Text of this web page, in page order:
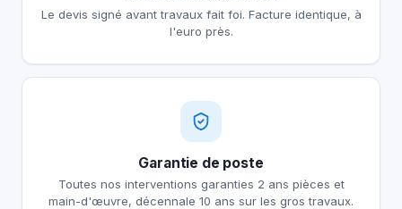
Le devis signé avant travaux fait foi. Facture identique, à
l'euro près.
Garantie de poste
Toutes nos interventions garanties 2 ans pièces et
main-d'œuvre, décennale 10 ans sur les gros travaux.